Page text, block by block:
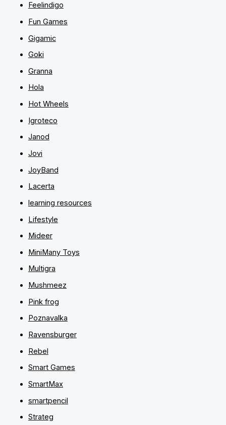
Feelindigo
Fun Games
Gigamic
Goki
Granna
Hola
Hot Wheels
Igroteco
Janod
Jovi
JoyBand
Lacerta
learning resources
Lifestyle
Mideer
MiniMany Toys
Multigra
Mushmeez
Pink frog
Poznavalka
Ravensburger
Rebel
Smart Games
SmartMax
smartpencil
Strateg